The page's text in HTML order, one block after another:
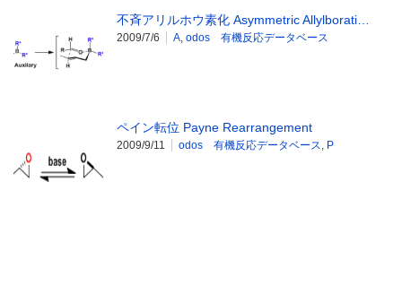
不斉アリルホウ素化 Asymmetric Allylborati…
2009/7/6 A, odos 有機反応データベース
ペイン転位 Payne Rearrangement
2009/9/11 odos 有機反応データベース, P